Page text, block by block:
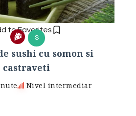
to Favorites
S
sushi cu somon si
castraveti
Nivel intermediar